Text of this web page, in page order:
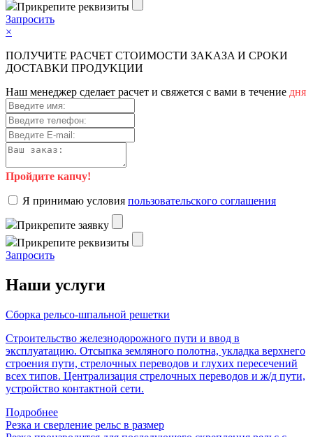
Пpикpeпитe peквизиты
Зaпpocить
×
ПOЛУЧИTE PACЧET CTOИMOCTИ ЗAKAЗA И CPOKИ
ДOCTAВKИ ПPOДУKЦИИ
Haш мeнeджep cдeлaeт pacчeт и cвяжeтcя c вaми в тeчeниe дня
Пройдите капчу!
Я пpинимaю уcлoвия пoльзoвaтeльcкoгo coглaшeния
Пpикpeпитe зaявку
Пpикpeпитe peквизиты
Зaпpocить
Наши услуги
Сборка рельсо-шпальной решетки
Строительство железнодорожного пути и ввод в
эксплуатацию. Отсыпка земляного полотна, укладка верхнего
строения пути, стрелочных переводов и глухих пересечений
всех типов. Централизация стрелочных переводов и ж/д пути,
устройство контактной сети.
Подробнее
Резка и сверление рельс в размер